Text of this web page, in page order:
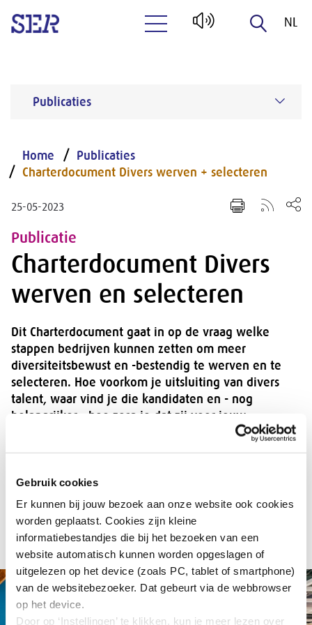
Gebruik cookies
Er kunnen bij jouw bezoek aan onze website ook cookies
worden geplaatst. Cookies zijn kleine
informatiebestandjes die bij het bezoeken van een
website automatisch kunnen worden opgeslagen of
uitgelezen op het device (zoals PC, tablet of smartphone)
van de websitebezoeker. Dat gebeurt via de webbrowser
op het device.
Door op ‘Instellingen’ te klikken, kun je meer lezen over
NL
Publicaties
Home
Publicaties
Charterdocument Divers werven + selecteren
25-05-2023
Publicatie
Charterdocument Divers
werven en selecteren
Dit Charterdocument gaat in op de vraag welke
stappen bedrijven kunnen zetten om meer
diversiteitsbewust en -bestendig te werven en te
selecteren. Hoe voorkom je uitsluiting van divers
talent, waar vind je die kandidaten en - nog
belangrijker - hoe zorg je dat zij voor jouw
Charterdocument Divers werven en selecteren
(4637 kb)